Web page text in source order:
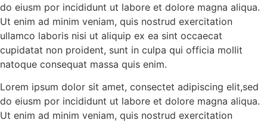
do eiusm por incididunt ut labore et dolore magna aliqua.
Ut enim ad minim veniam, quis nostrud exercitation
ullamco laboris nisi ut aliquip ex ea sint occaecat
cupidatat non proident, sunt in culpa qui officia mollit
natoque consequat massa quis enim.
Lorem ipsum dolor sit amet, consectet adipiscing elit,sed
do eiusm por incididunt ut labore et dolore magna aliqua.
Ut enim ad minim veniam, quis nostrud exercitation